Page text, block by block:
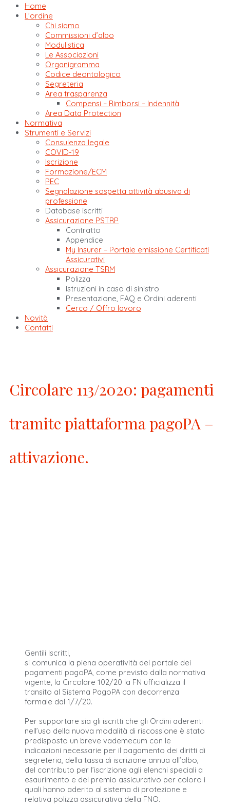
Home
L’ordine
Chi siamo
Commissioni d’albo
Modulistica
Le Associazioni
Organigramma
Codice deontologico
Segreteria
Area trasparenza
Compensi – Rimborsi – Indennità
Area Data Protection
Normativa
Strumenti e Servizi
Consulenza legale
COVID-19
Iscrizione
Formazione/ECM
PEC
Segnalazione sospetta attività abusiva di
professione
Database iscritti
Assicurazione PSTRP
Contratto
Appendice
My Insurer – Portale emissione Certificati
Assicurativi
Assicurazione TSRM
Polizza
Istruzioni in caso di sinistro
Presentazione, FAQ e Ordini aderenti
Cerco / Offro lavoro
Novità
Contatti
Circolare 113/2020: pagamenti
tramite piattaforma pagoPA –
attivazione.
Gentili Iscritti,
si comunica la piena operatività del portale dei
pagamenti pagoPA, come previsto dalla normativa
vigente, la Circolare 102/20 la FN ufficializza il
transito al Sistema PagoPA con decorrenza
formale dal 1/7/20.
Per supportare sia gli iscritti che gli Ordini aderenti
nell’uso della nuova modalità di riscossione è stato
predisposto un breve vademecum con le
indicazioni necessarie per il pagamento dei diritti di
segreteria, della tassa di iscrizione annua all’albo,
del contributo per l’iscrizione agli elenchi speciali a
esaurimento e del premio assicurativo per coloro i
quali hanno aderito al sistema di protezione e
relativa polizza assicurativa della FNO.